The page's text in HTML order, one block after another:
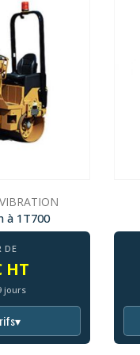
à 1T700
DE
HT
jours
▾